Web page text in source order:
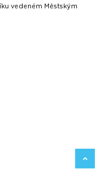
vedeném Městským
ZPĚT